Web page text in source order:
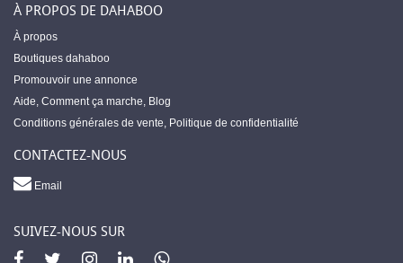
À PROPOS DE DAHABOO
À propos
Boutiques dahaboo
Promouvoir une annonce
Aide, Comment ça marche, Blog
Conditions générales de vente, Politique de confidentialité
CONTACTEZ-NOUS
Email
SUIVEZ-NOUS SUR